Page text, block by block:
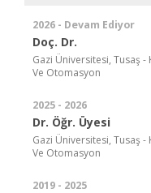
2026 - Devam Ediyor
Doç. Dr.
Gazi Üniversitesi, Tusaş -
Ve Otomasyon
2025 - 2026
Dr. Öğr. Üyesi
Gazi Üniversitesi, Tusaş -
Ve Otomasyon
2019 - 2025